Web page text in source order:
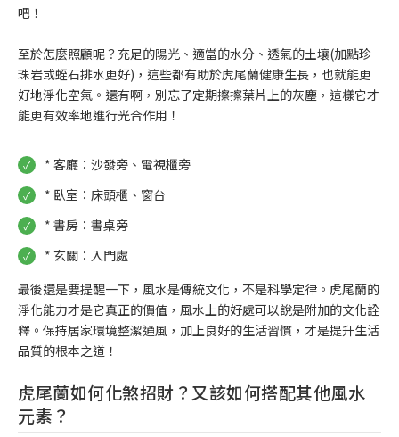
吧！
至於怎麼照顧呢？充足的陽光、適當的水分、透氣的土壤(加點珍
珠岩或蛭石排水更好)，這些都有助於虎尾蘭健康生長，也就能更
好地淨化空氣。還有啊，別忘了定期擦擦葉片上的灰塵，這樣它才
能更有效率地進行光合作用！
* 客廳：沙發旁、電視櫃旁
* 臥室：床頭櫃、窗台
* 書房：書桌旁
* 玄關：入門處
最後還是要提醒一下，風水是傳統文化，不是科學定律。虎尾蘭的
淨化能力才是它真正的價值，風水上的好處可以說是附加的文化詮
釋。保持居家環境整潔通風，加上良好的生活習慣，才是提升生活
品質的根本之道！
虎尾蘭如何化煞招財？又該如何搭配其他風水
元素？